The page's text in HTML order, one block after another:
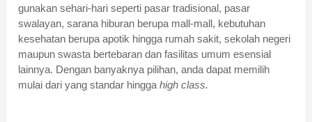
gunakan sehari-hari seperti pasar tradisional, pasar
swalayan, sarana hiburan berupa mall-mall, kebutuhan
kesehatan berupa apotik hingga rumah sakit, sekolah negeri
maupun swasta bertebaran dan fasilitas umum esensial
lainnya. Dengan banyaknya pilihan, anda dapat memilih
mulai dari yang standar hinggahigh class.